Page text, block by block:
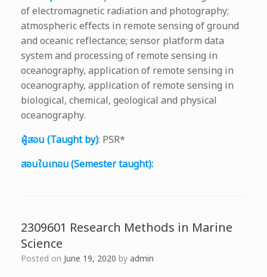
of electromagnetic radiation and photography;
atmospheric effects in remote sensing of ground
and oceanic reflectance; sensor platform data
system and processing of remote sensing in
oceanography, application of remote sensing in
oceanography, application of remote sensing in
biological, chemical, geological and physical
oceanography.
ผู้สอน (Taught by): PSR*
สอนในเทอม (Semester taught):
2309601 Research Methods in Marine
Science
Posted on June 19, 2020 byadmin